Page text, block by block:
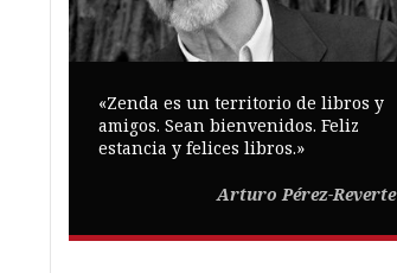
«Zenda es un territorio de libros y
amigos. Sean bienvenidos. Feliz
estancia y felices libros.»
Arturo Pérez-Reverte